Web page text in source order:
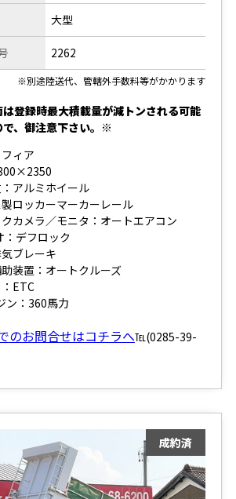
大型
2262
※別途陸送代、管轄外手数料等がかかります
登録時最大積載量が減トンされる可能
、御注意下さい。※
ィア
アルミホイール
ロッカーマーカーレール
カメラ／モニタ：オートエアコン
：デフロック
ブレーキ
装置：オートクルーズ
ETC
ン：360馬力
のお問合せはコチラへ℡(0285-39-